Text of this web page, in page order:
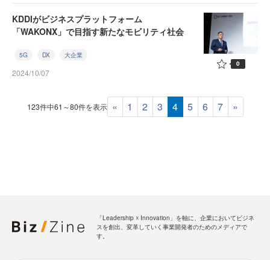
KDDIがビジネスプラットフォーム
「WAKONX」で目指す新たなモビリティ社会
5G DX 大企業
2024/10/07
0
123件中61～80件を表示 « 1 2 3 4 5 6 7 »
「Leadership ☓ Innovation」を軸に、企業においてビジネ
スを創出、変革していく事業開発者のためのメディアで
す。